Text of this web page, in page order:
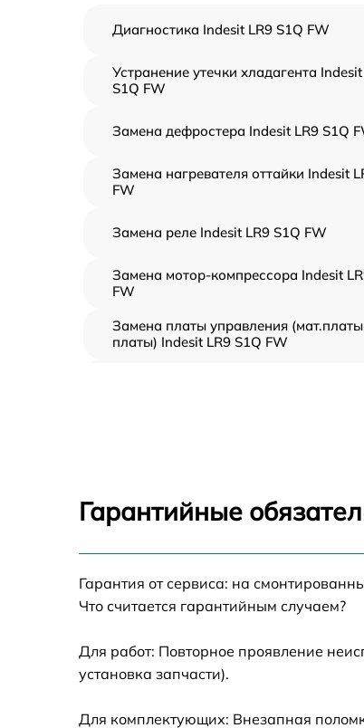
Диагностика Indesit LR9 S1Q FW
Устранение утечки хладагента
S1Q FW
Замена дефростера Indesit LR9 S1Q
Замена нагревателя оттайки Indesit
FW
Замена реле Indesit LR9 S1Q FW
Замена мотор-компрессора Indesit
FW
Замена платы управления
платы) Indesit LR9 S1Q FW
Замена электросхемы Indesit LR9
Устранение засора трубопровода
Гарантийные
Гарантия от сервиса: на
Что считается гарантийным случаем?
Для работ: Повторное проявление
установка запчасти).
Для комплектующих: Внезапная